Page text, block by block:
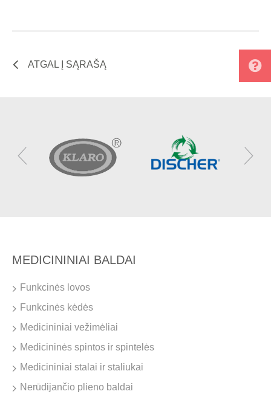
ATGAL Į SĄRAŠĄ
MEDICININIAI BALDAI
Funkcinės lovos
Funkcinės kėdės
Medicininiai vežimėliai
Medicininės spintos ir spintelės
Medicininiai stalai ir staliukai
Nerūdijančio plieno baldai